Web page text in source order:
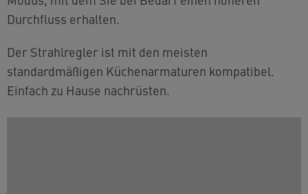
Durchfluss erhalten.
Der Strahlregler ist mit den meisten
standardmäßigen Küchenarmaturen kompatibel.
Einfach zu Hause nachrüsten.